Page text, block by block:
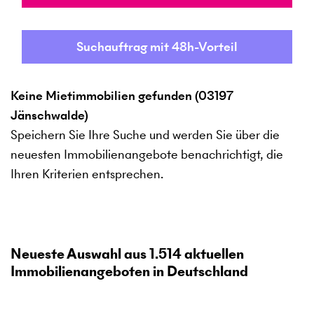
Suchauftrag mit 48h-Vorteil
Keine Mietimmobilien gefunden (03197
Jänschwalde)
Speichern Sie Ihre Suche und werden Sie über die
neuesten Immobilienangebote benachrichtigt, die
Ihren Kriterien entsprechen.
Neueste Auswahl aus1.514aktuellen
Immobilienangeboten in Deutschland